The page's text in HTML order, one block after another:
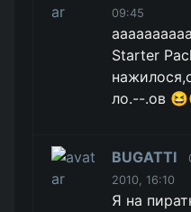
09:45
Starter
ло.--.ов
BUGATTI
2010, 16:10
Я на